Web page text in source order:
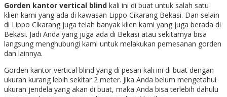
Gorden kantor vertical blind kali ini di buat untuk salah satu
klien kami yang ada di kawasan Lippo Cikarang Bekasi. Dan selain
di Lippo Cikarang juga telah banyak klien kami yang juga berada di
Bekasi. Jadi Anda yang juga ada di Bekasi atau sekitarnya bisa
langsung menghubungi kami untuk melakukan pemesanan gorden
dan lainnya.
Gorden kantor vertical blind yang di pesan kali ini di buat dengan
ukuran kurang lebih sekitar 2 meter. Jika Anda belum mengetahui
ukuran jendela yang akan di buat, maka Anda bisa terlebih dahulu